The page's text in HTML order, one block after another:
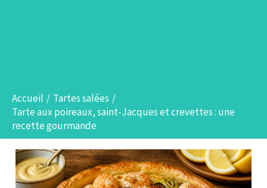
Accueil
Tartes salées
Tarte aux poireaux, saint-Jacques et crevettes : une
recette gourmande